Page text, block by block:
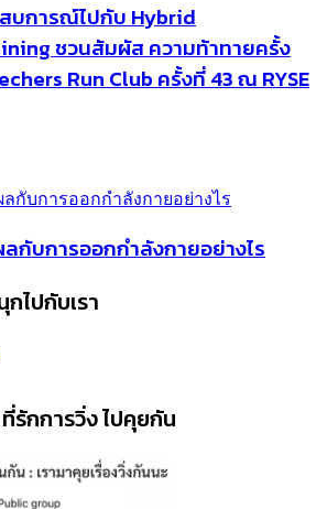
สบการณ์ไปกับ Hybrid
ชวนสัมผัส ความท้าทายครั้ง
Run Club ครั้งที่ 43 ณ RYSE
ลกับการออกกำลังกายอย่างไร
ไปกับเรา
รักการวิ่ง ไปคุยกัน